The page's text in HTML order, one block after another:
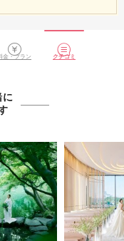
金・プラン クチコミ